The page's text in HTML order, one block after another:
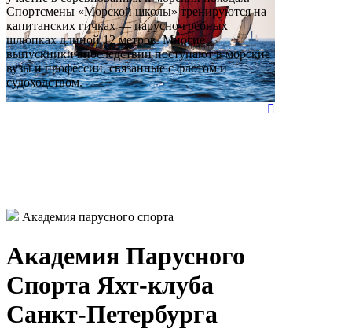
Спортсмены «Морской школы» тренируются на
капитанских гичках — парусно-гребных
шлюпках длиной 12 метров. Многие
выпускники впоследствии поступают в морские
вузы и профессии, связанные с флотом и
судоходством.
Академия парусного спорта
Академия Парусного
Спорта Яхт-клуба
Санкт-Петербурга